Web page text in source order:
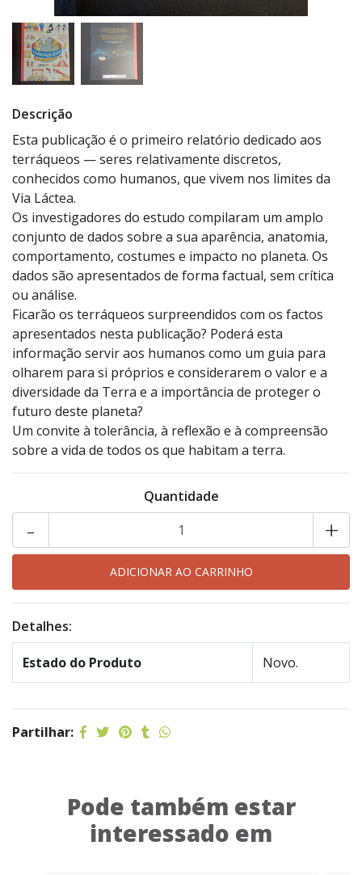
Descrição
Esta publicação é o primeiro relatório dedicado aos
terráqueos — seres relativamente discretos,
conhecidos como humanos, que vivem nos limites da
Via Láctea.
Os investigadores do estudo compilaram um amplo
conjunto de dados sobre a sua aparência, anatomia,
comportamento, costumes e impacto no planeta. Os
dados são apresentados de forma factual, sem crítica
ou análise.
Ficarão os terráqueos surpreendidos com os factos
apresentados nesta publicação? Poderá esta
informação servir aos humanos como um guia para
olharem para si próprios e considerarem o valor e a
diversidade da Terra e a importância de proteger o
futuro deste planeta?
Um convite à tolerância, à reflexão e à compreensão
sobre a vida de todos os que habitam a terra.
Quantidade
+
-
Detalhes:
Estado do Produto Novo.
Partilhar:
Pode também estar
interessado em